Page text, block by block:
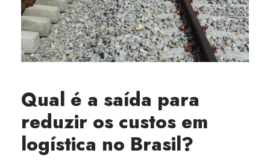
Qual é a saída para
reduzir os custos em
logística no Brasil?